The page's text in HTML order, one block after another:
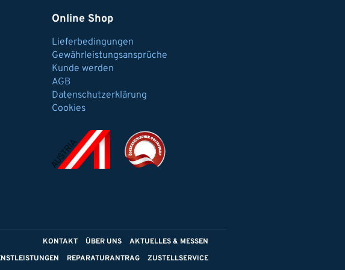
Online Shop
Lieferbedingungen
Gewährleistungsansprüche
Kunde werden
AGB
Datenschutzerklärung
Cookies
KONTAKT ÜBER UNS
AKTUELLES & MESSEN
REPARATURANTRAG ZUSTELLSERVICE